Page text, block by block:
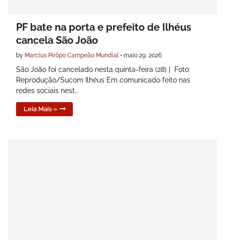
PF bate na porta e prefeito de Ilhéus
cancela São João
by Marcius Pirôpo Campeão Mundial • maio 29, 2026
São João foi cancelado nesta quinta-feira (28) | Foto:
Reprodução/Sucom Ilhéus Em comunicado feito nas
redes sociais nest…
Leia Mais »